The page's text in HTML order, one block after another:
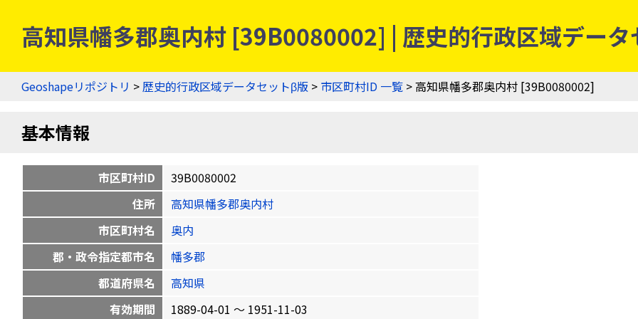
高知県幡多郡奥内村 [39B0080002] | 歴史的行政区域デー
Geoshapeリポジトリ >歴史的行政区域データセットβ版 > 市区町村ID 一覧 > 高知県幡多郡奥内村 [39B0080002]
基本情報
市区町村ID
39B0080002
住所
高知県幡多郡奥内村
市区町村名
奥内
郡・政令指定都市名
幡多郡
都道府県名
高知県
有効期間
1889-04-01 〜 1951-11-03